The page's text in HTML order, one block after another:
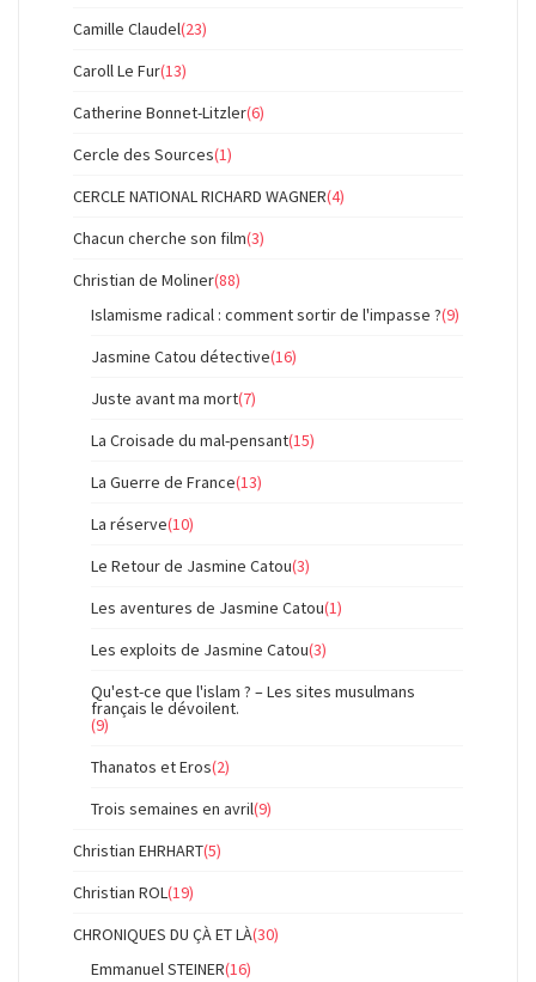
Camille Claudel(23)
Caroll Le Fur(13)
Catherine Bonnet-Litzler(6)
Cercle des Sources(1)
CERCLE NATIONAL RICHARD WAGNER(4)
Chacun cherche son film(3)
Christian de Moliner(88)
Islamisme radical : comment sortir de l'impasse ?(9)
Jasmine Catou détective(16)
Juste avant ma mort(7)
La Croisade du mal-pensant(15)
La Guerre de France(13)
La réserve(10)
Le Retour de Jasmine Catou(3)
Les aventures de Jasmine Catou(1)
Les exploits de Jasmine Catou(3)
Qu'est-ce que l'islam ? – Les sites musulmans
français le dévoilent.
(9)
Thanatos et Eros(2)
Trois semaines en avril(9)
Christian EHRHART(5)
Christian ROL(19)
CHRONIQUES DU ÇÀ ET LÀ(30)
Emmanuel STEINER(16)